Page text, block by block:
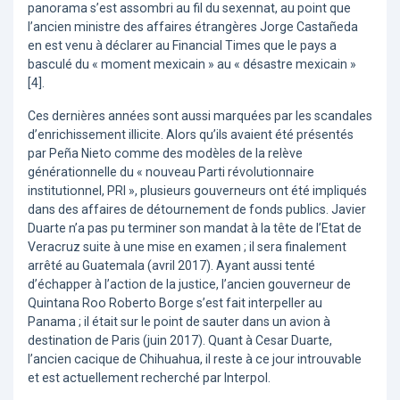
panorama s’est assombri au fil du sexennat, au point que
l’ancien ministre des affaires étrangères Jorge Castañeda
en est venu à déclarer au Financial Times que le pays a
basculé du « moment mexicain » au « désastre mexicain »
[4].
Ces dernières années sont aussi marquées par les scandales
d’enrichissement illicite. Alors qu’ils avaient été présentés
par Peña Nieto comme des modèles de la relève
générationnelle du « nouveau Parti révolutionnaire
institutionnel, PRI », plusieurs gouverneurs ont été impliqués
dans des affaires de détournement de fonds publics. Javier
Duarte n’a pas pu terminer son mandat à la tête de l’Etat de
Veracruz suite à une mise en examen ; il sera finalement
arrêté au Guatemala (avril 2017). Ayant aussi tenté
d’échapper à l’action de la justice, l’ancien gouverneur de
Quintana Roo Roberto Borge s’est fait interpeller au
Panama ; il était sur le point de sauter dans un avion à
destination de Paris (juin 2017). Quant à Cesar Duarte,
l’ancien cacique de Chihuahua, il reste à ce jour introuvable
et est actuellement recherché par Interpol.